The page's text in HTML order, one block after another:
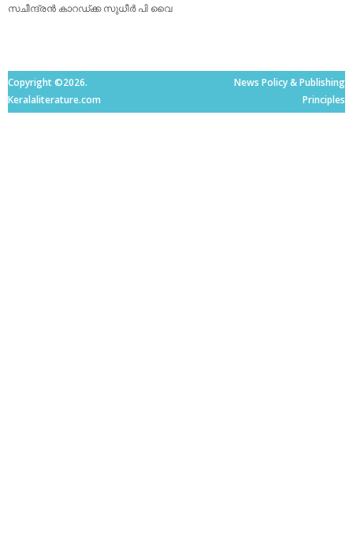
സചീന്ദ്രന്‍ കാറഡ്ക്ക സുധീര്‍ പി വൈ
Copyright ©2026.
Keralaliterature.com
News Policy & Publishing
Principles